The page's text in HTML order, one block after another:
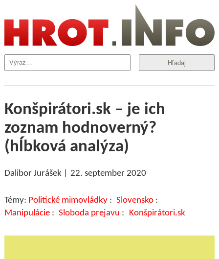
Hľadaj
Konšpirátori.sk – je ich
zoznam hodnoverný?
(hĺbková analýza)
Dalibor Jurášek 22. september 2020
Politické mimovládky
Slovensko
Manipulácie
Sloboda prejavu Konšpirátori.sk